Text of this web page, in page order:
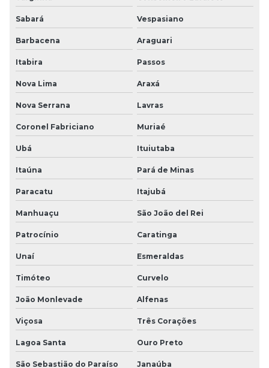
Sabará Vespasiano
Barbacena Araguari
Itabira Passos
Nova Lima Araxá
Nova Serrana Lavras
Coronel Fabriciano Muriaé
Ubá Ituiutaba
Itaúna Pará de Minas
Paracatu Itajubá
Manhuaçu São João del Rei
Patrocínio Caratinga
Unaí Esmeraldas
Timóteo Curvelo
João Monlevade Alfenas
Viçosa Três Corações
Lagoa Santa Ouro Preto
São Sebastião do Paraíso Janaúba